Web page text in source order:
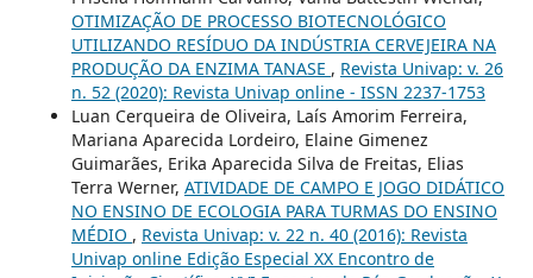
OTIMIZAÇÃO DE PROCESSO BIOTECNOLÓGICO
UTILIZANDO RESÍDUO DA INDÚSTRIA CERVEJEIRA NA
PRODUÇÃO DA ENZIMA TANASE , Revista Univap: v. 26
n. 52 (2020): Revista Univap online - ISSN 2237-1753
Luan Cerqueira de Oliveira, Laís Amorim Ferreira,
Mariana Aparecida Lordeiro, Elaine Gimenez
Guimarães, Erika Aparecida Silva de Freitas, Elias
Terra Werner, ATIVIDADE DE CAMPO E JOGO DIDÁTICO
NO ENSINO DE ECOLOGIA PARA TURMAS DO ENSINO
MÉDIO , Revista Univap: v. 22 n. 40 (2016): Revista
Univap online Edição Especial XX Encontro de